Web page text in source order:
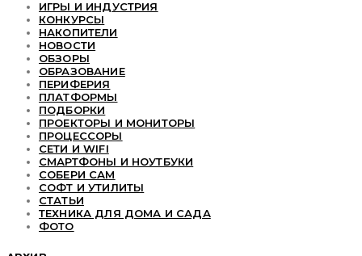
ИГРЫ И ИНДУСТРИЯ
КОНКУРСЫ
НАКОПИТЕЛИ
НОВОСТИ
ОБЗОРЫ
ОБРАЗОВАНИЕ
ПЕРИФЕРИЯ
ПЛАТФОРМЫ
ПОДБОРКИ
ПРОЕКТОРЫ И МОНИТОРЫ
ПРОЦЕССОРЫ
СЕТИ И WIFI
СМАРТФОНЫ И НОУТБУКИ
СОБЕРИ САМ
СОФТ И УТИЛИТЫ
СТАТЬИ
ТЕХНИКА ДЛЯ ДОМА И САДА
ФОТО